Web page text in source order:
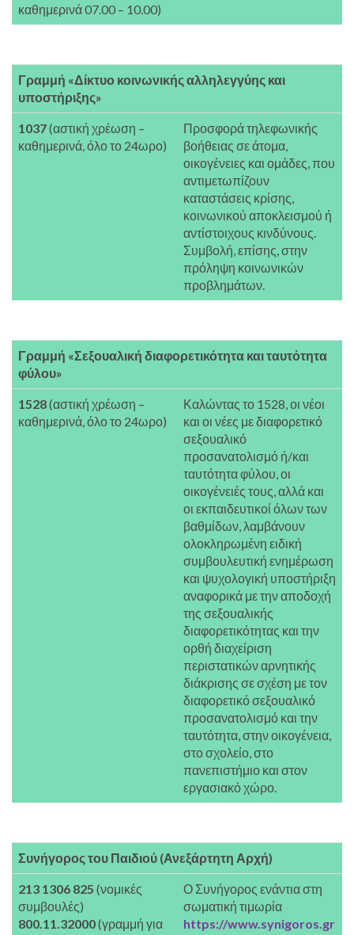
καθημερινά 07.00 – 10.00)
Γραμμή «Δίκτυο κοινωνικής αλληλεγγύης και
υποστήριξης»
1037(αστική χρέωση –
καθημερινά, όλο το 24ωρο)
Προσφορά τηλεφωνικής
βοήθειας σε άτομα,
οικογένειες και ομάδες, που
αντιμετωπίζουν
καταστάσεις κρίσης,
κοινωνικού αποκλεισμού ή
αντίστοιχους κινδύνους.
Συμβολή, επίσης, στην
πρόληψη κοινωνικών
προβλημάτων.
Γραμμή «Σεξουαλική διαφορετικότητα και ταυτότητα
φύλου»
1528(αστική χρέωση –
καθημερινά, όλο το 24ωρο)
Καλώντας το 1528, οι νέοι
και οι νέες με διαφορετικό
σεξουαλικό
προσανατολισμό ή/και
ταυτότητα φύλου, οι
οικογένειές τους, αλλά και
οι εκπαιδευτικοί όλων των
βαθμίδων, λαμβάνουν
ολοκληρωμένη ειδική
συμβουλευτική ενημέρωση
και ψυχολογική υποστήριξη
αναφορικά με την αποδοχή
της σεξουαλικής
διαφορετικότητας και την
ορθή διαχείριση
περιστατικών αρνητικής
διάκρισης σε σχέση με τον
διαφορετικό σεξουαλικό
προσανατολισμό και την
ταυτότητα, στην οικογένεια,
στο σχολείο, στο
πανεπιστήμιο και στον
εργασιακό χώρο.
Συνήγορος του Παιδιού (Ανεξάρτητη Αρχή)
213 1306 825 (νομικές
συμβουλές)
800.11.32000(γραμμή για
Ο Συνήγορος ενάντια στη
σωματική τιμωρία
https://www.synigoros.gr